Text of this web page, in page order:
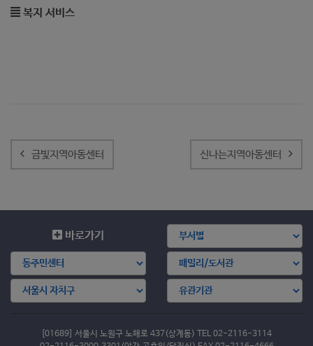
복지 서비스
내
비 금빛지역아동센터 신나는지역아동센터
바로가기
[01689] 서울시 노원구 노해로 437(상계동) TEL 02-2116-3114